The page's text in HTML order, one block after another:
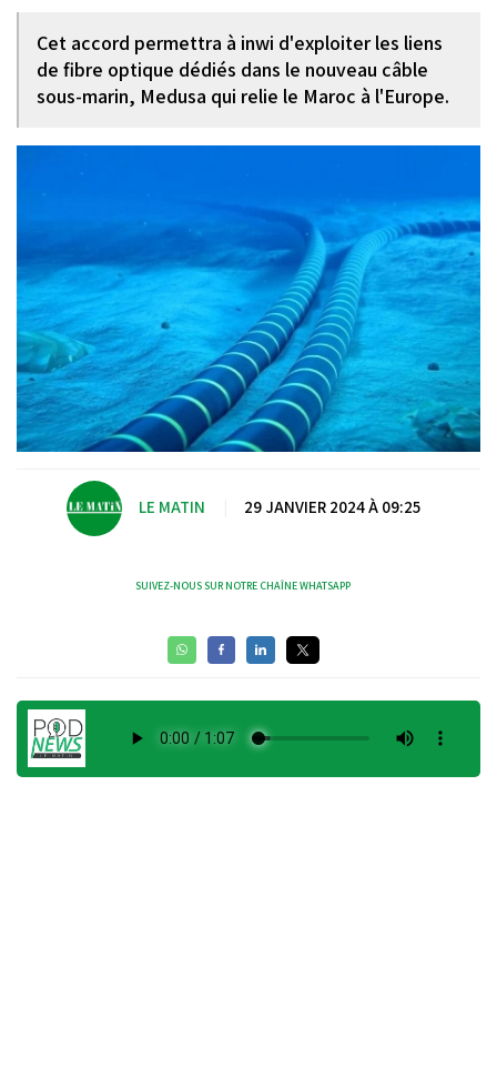
Cet accord permettra à inwi d'exploiter les liens
de fibre optique dédiés dans le nouveau câble
sous-marin, Medusa qui relie le Maroc à l'Europe.
LE MATIN 29 JANVIER 2024 À 09:25
SUIVEZ-NOUS SUR NOTRE CHAÎNE WHATSAPP